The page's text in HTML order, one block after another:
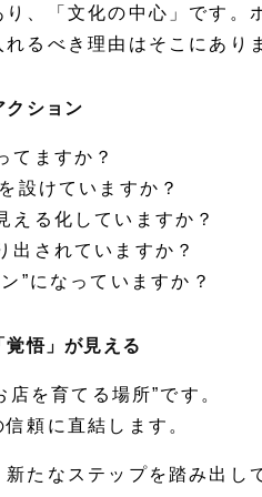
、「文化の中心」です。
れるべき理由 はそこにあり
クション
てますか？
設けていますか？
る化していますか？
出されていますか？
”になっていますか？
悟」が見える
を育てる場所”です。
頼に直結します。
たなステップを踏み出し